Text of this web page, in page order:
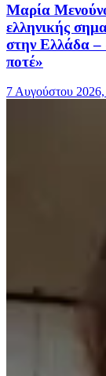
Μαρία
ελληνικής
στην Ελλάδα –
ποτέ»
7 Αυγούστου